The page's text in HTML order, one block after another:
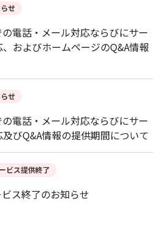
せ
電話・メール対応ならびにサー
およびホームページのQ&A情報
せ
電話・メール対応ならびにサー
びQ&A情報の提供期間について
ビス提供終了
ス終了のお知らせ